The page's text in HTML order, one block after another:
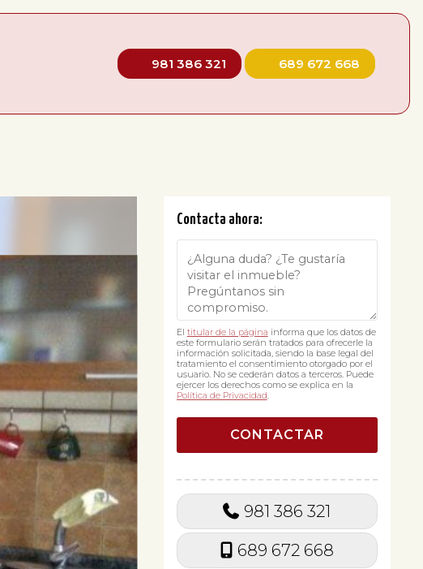
981 386 321 689 672 668
Contacta ahora:
El titular de la página informa que los datos de
este formulario serán tratados para ofrecerle la
información solicitada, siendo la base legal del
tratamiento el consentimiento otorgado por el
usuario. No se cederán datos a terceros. Puede
ejercer los derechos como se explica en la
Política de Privacidad.
981 386 321
689 672 668